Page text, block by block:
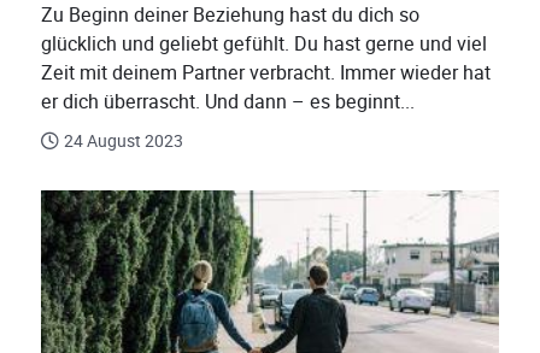
Zu Beginn deiner Beziehung hast du dich so
glücklich und geliebt gefühlt. Du hast gerne und viel
Zeit mit deinem Partner verbracht. Immer wieder hat
er dich überrascht. Und dann – es beginnt...
24 August 2023